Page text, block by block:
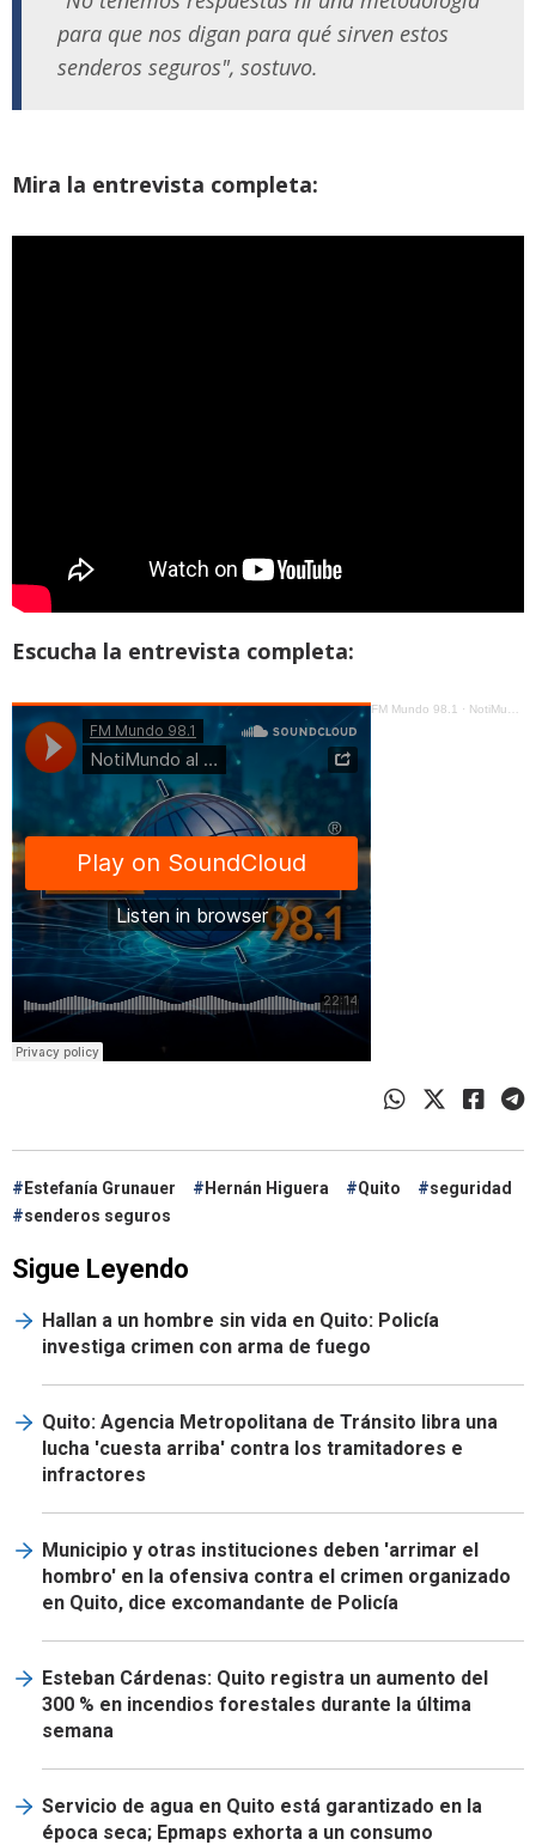
para que nos digan para qué sirven estos
senderos seguros", sostuvo.
Mira la entrevista completa:
Escucha la entrevista completa:
FM Mundo 98.1 · NotiMundo al Día - Estefanía Grunauer - Efectividad de los Senderos Seguros en Quito
Estefanía Grunauer Hernán Higuera Quito
seguridad
senderos seguros
Sigue Leyendo
Hallan a un hombre sin vida en Quito: Policía
investiga crimen con arma de fuego
Quito: Agencia Metropolitana de Tránsito libra una
lucha 'cuesta arriba' contra los tramitadores e
infractores
Municipio y otras instituciones deben 'arrimar el
hombro' en la ofensiva contra el crimen organizado
en Quito, dice excomandante de Policía
Esteban Cárdenas: Quito registra un aumento del
300 % en incendios forestales durante la última
semana
Servicio de agua en Quito está garantizado en la
época seca; Epmaps exhorta a un consumo